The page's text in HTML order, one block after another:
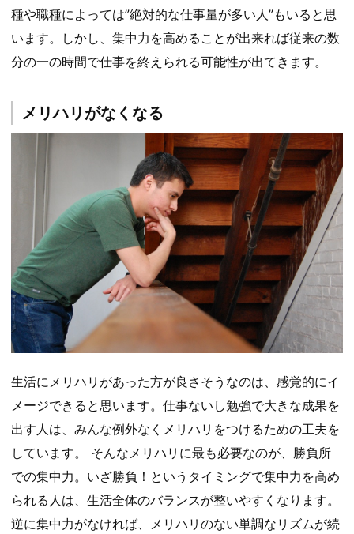
種や職種によっては”絶対的な仕事量が多い人”もいると思
います。しかし、集中力を高めることが出来れば従来の数
分の一の時間で仕事を終えられる可能性が出てきます。
メリハリがなくなる
生活にメリハリがあった方が良さそうなのは、感覚的にイ
メージできると思います。仕事ないし勉強で大きな成果を
出す人は、みんな例外なくメリハリをつけるための工夫を
しています。 そんなメリハリに最も必要なのが、勝負所
での集中力。いざ勝負！というタイミングで集中力を高め
られる人は、生活全体のバランスが整いやすくなります。
逆に集中力がなければ、メリハリのない単調なリズムが続